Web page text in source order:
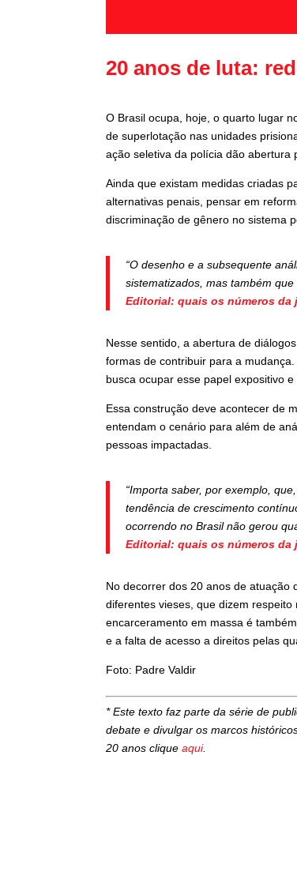
20 anos de luta:
O Brasil ocupa, hoje, o quarto lugar
de superlotação nas unidades
ação seletiva da polícia dão abertura
Ainda que existam medidas criadas
alternativas penais, pensar em
discriminação de gênero no sistema
“O desenho e a subsequente
sistematizados, mas também
Editorial: quais os números da
Nesse sentido, a abertura de
formas de contribuir para a
busca ocupar esse papel expositivo e
Essa construção deve acontecer de
entendam o cenário para além de
pessoas impactadas.
“Importa saber, por exemplo,
tendência de crescimento
ocorrendo no Brasil não gerou
Editorial: quais os números da
No decorrer dos 20 anos de atuação
diferentes vieses, que dizem
encarceramento em massa é
e a falta de acesso a direitos pelas
Foto: Padre Valdir
* Este texto faz parte da série de
debate e divulgar os marcos
20 anos cliqueaqui.